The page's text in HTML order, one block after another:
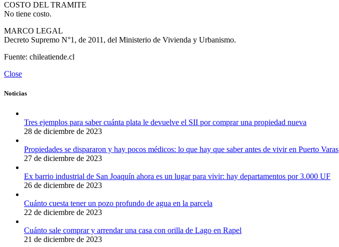
COSTO DEL TRAMITE
No tiene costo.
MARCO LEGAL
Decreto Supremo N°1, de 2011, del Ministerio de Vivienda y Urbanismo.
Fuente: chileatiende.cl
Close
Noticias
Tres ejemplos para saber cuánta plata le devuelve el SII por comprar una propiedad nueva
28 de diciembre de 2023
Propiedades se dispararon y hay pocos médicos: lo que hay que saber antes de vivir en Puerto Varas
27 de diciembre de 2023
Ex barrio industrial de San Joaquín ahora es un lugar para vivir: hay departamentos por 3.000 UF
26 de diciembre de 2023
Cuánto cuesta tener un pozo profundo de agua en la parcela
22 de diciembre de 2023
Cuánto sale comprar y arrendar una casa con orilla de Lago en Rapel
21 de diciembre de 2023